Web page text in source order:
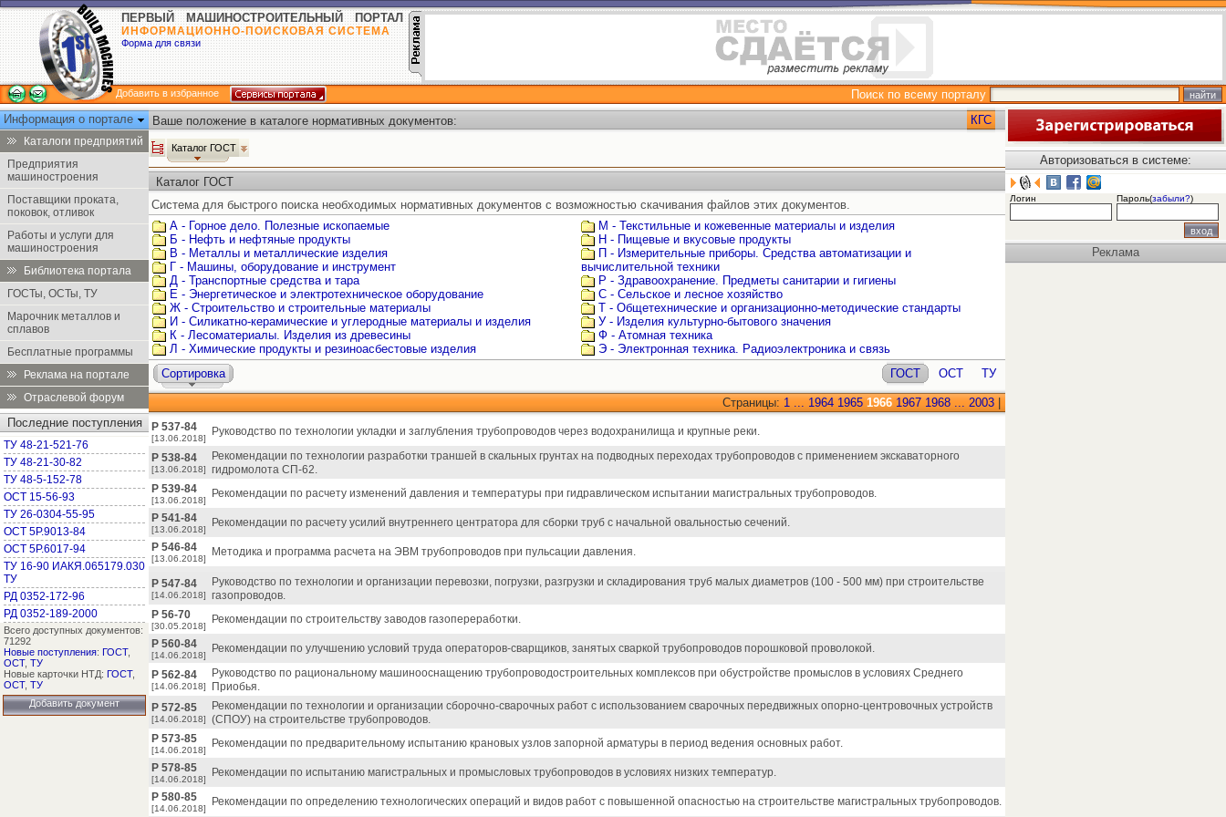
ПЕРВЫЙ МАШИНОСТРОИТЕЛЬНЫЙ ПОРТАЛ
ИНФОРМАЦИОННО-ПОИСКОВАЯ СИСТЕМА
Форма для связи
Добавить в избранное
Поиск по всему порталу
Информация о портале
Каталоги предприятий
Предприятия
машиностроения
Поставщики проката,
поковок, отливок
Работы и услуги для
машиностроения
Библиотека портала
ГОСТы, ОСТы, ТУ
Марочник металлов и
сплавов
Бесплатные программы
Реклама на портале
Отраслевой форум
Последние поступления
ТУ 48-21-521-76
ТУ 48-21-30-82
ТУ 48-5-152-78
ОСТ 15-56-93
ТУ 26-0304-55-95
ОСТ 5Р.9013-84
ОСТ 5Р.6017-94
ТУ 16-90 ИАКЯ.065179.030
ТУ
РД 0352-172-96
РД 0352-189-2000
Всего доступных документов:
71292
Новые поступления: ГОСТ,
ОСТ, ТУ
Новые карточки НТД: ГОСТ,
ОСТ, ТУ
Добавить документ
Ваше положение в каталоге нормативных документов: КГС
Каталог ГОСТ
Каталог ГОСТ
Система для быстрого поиска необходимых нормативных документов с возможностью скачивания файлов этих документов.
А - Горное дело. Полезные ископаемые
Б - Нефть и нефтяные продукты
В - Металлы и металлические изделия
Г - Машины, оборудование и инструмент
Д - Транспортные средства и тара
Е - Энергетическое и электротехническое оборудование
Ж - Строительство и строительные материалы
И - Силикатно-керамические и углеродные материалы и изделия
К - Лесоматериалы. Изделия из древесины
Л - Химические продукты и резиноасбестовые изделия
М - Текстильные и кожевенные материалы и изделия
Н - Пищевые и вкусовые продукты
П - Измерительные приборы. Средства автоматизации и
вычислительной техники
Р - Здравоохранение. Предметы санитарии и гигиены
С - Сельское и лесное хозяйство
Т - Общетехнические и организационно-методические стандарты
У - Изделия культурно-бытового значения
Ф - Атомная техника
Э - Электронная техника. Радиоэлектроника и связь
Сортировка
ГОСТ ОСТ ТУ
Страницы: 1 ... 1964 1965 1966 1967 1968 ... 2003
Р 537-84
[13.06.2018]
Руководство по технологии укладки и заглубления трубопроводов через водохранилища и крупные реки.
Р 538-84
[13.06.2018]
Рекомендации по технологии разработки траншей в скальных грунтах на подводных переходах трубопроводов с применением экскаваторного
гидромолота СП-62.
Р 539-84
[13.06.2018]
Рекомендации по расчету изменений давления и температуры при гидравлическом испытании магистральных трубопроводов.
Р 541-84
[13.06.2018]
Рекомендации по расчету усилий внутреннего центратора для сборки труб с начальной овальностью сечений.
Р 546-84
[13.06.2018]
Методика и программа расчета на ЭВМ трубопроводов при пульсации давления.
Р 547-84
[14.06.2018]
Руководство по технологии и организации перевозки, погрузки, разгрузки и складирования труб малых диаметров (100 - 500 мм) при строительстве
газопроводов.
Р 56-70
[30.05.2018]
Рекомендации по строительству заводов газопереработки.
Р 560-84
[14.06.2018]
Рекомендации по улучшению условий труда операторов-сварщиков, занятых сваркой трубопроводов порошковой проволокой.
Р 562-84
[14.06.2018]
Руководство по рациональному машинооснащению трубопроводостроительных комплексов при обустройстве промыслов в условиях Среднего
Приобья.
Р 572-85
[14.06.2018]
Рекомендации по технологии и организации сборочно-сварочных работ с использованием сварочных передвижных опорно-центровочных устройств
(СПОУ) на строительстве трубопроводов.
Р 573-85
[14.06.2018]
Рекомендации по предварительному испытанию крановых узлов запорной арматуры в период ведения основных работ.
Р 578-85
[14.06.2018]
Рекомендации по испытанию магистральных и промысловых трубопроводов в условиях низких температур.
Р 580-85
[14.06.2018]
Рекомендации по определению технологических операций и видов работ с повышенной опасностью на строительстве магистральных трубопроводов.
Авторизоваться в системе:
Логин Пароль(забыли?)
Реклама